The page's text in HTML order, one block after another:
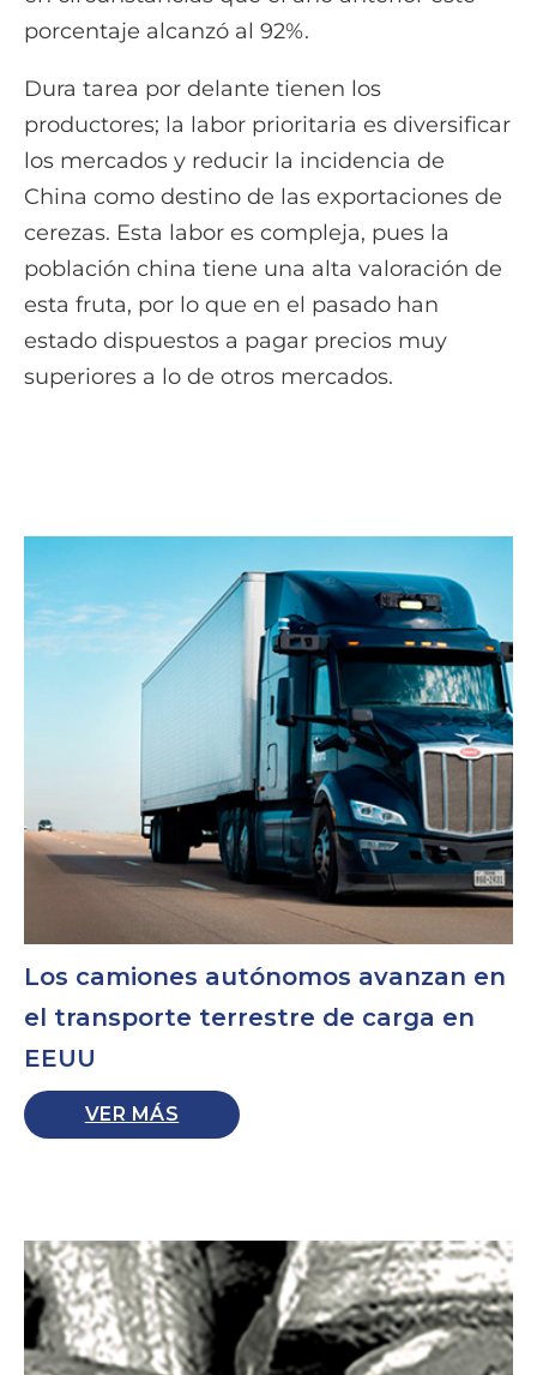
porcentaje alcanzó al 92%.
Dura tarea por delante tienen los
productores; la labor prioritaria es diversificar
los mercados y reducir la incidencia de
China como destino de las exportaciones de
cerezas. Esta labor es compleja, pues la
población china tiene una alta valoración de
esta fruta, por lo que en el pasado han
estado dispuestos a pagar precios muy
superiores a lo de otros mercados.
Los camiones autónomos avanzan en
el transporte terrestre de carga en
EEUU
VER MÁS